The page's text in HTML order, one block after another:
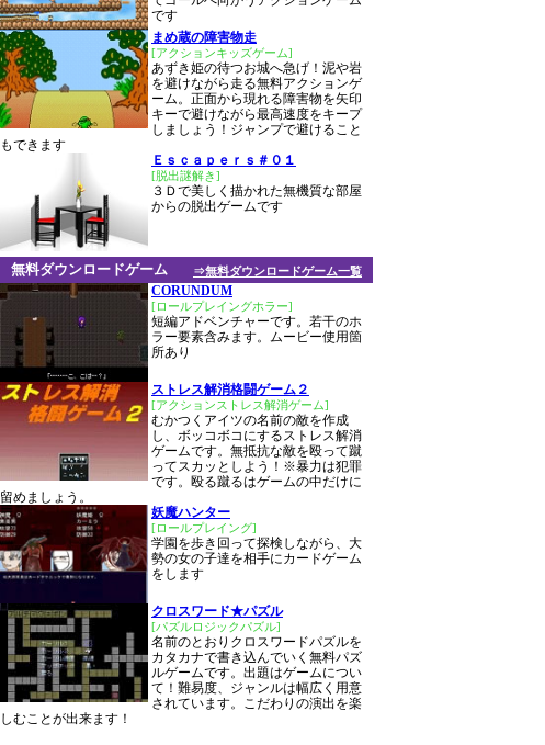
です
まめ蔵の障害物走
[アクションキッズゲーム]
あずき姫の待つお城へ急げ！泥や岩
を避けながら走る無料アクションゲ
ーム。正面から現れる障害物を矢印
キーで避けながら最高速度をキープ
しましょう！ジャンプで避けること
もできます
Ｅｓｃａｐｅｒｓ＃０１
[脱出謎解き]
３Ｄで美しく描かれた無機質な部屋
からの脱出ゲームです
⇒無料ダウンロードゲーム一覧
無料ダウンロードゲーム
CORUNDUM
[ロールプレイングホラー]
短編アドベンチャーです。若干のホ
ラー要素含みます。ムービー使用箇
所あり
ストレス解消格闘ゲーム２
[アクションストレス解消ゲーム]
むかつくアイツの名前の敵を作成
し、ボッコボコにするストレス解消
ゲームです。無抵抗な敵を殴って蹴
ってスカッとしよう！※暴力は犯罪
です。殴る蹴るはゲームの中だけに
留めましょう。
妖魔ハンター
[ロールプレイング]
学園を歩き回って探検しながら、大
勢の女の子達を相手にカードゲーム
をします
クロスワード★パズル
[パズルロジックパズル]
名前のとおりクロスワードパズルを
カタカナで書き込んでいく無料パズ
ルゲームです。出題はゲームについ
て！難易度、ジャンルは幅広く用意
されています。こだわりの演出を楽
しむことが出来ます！